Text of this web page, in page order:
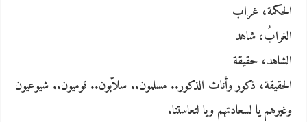
الحكمة، غراب
الغرابُ، شاهد
الشاهد، حقيقة
الحقيقة، ذكور وأناث الذكور.. مسلمون.. سلاّبون.. قوميون.. شيوعيون
وغيرهم يا لسعادتهم ويا لتعاستنا.